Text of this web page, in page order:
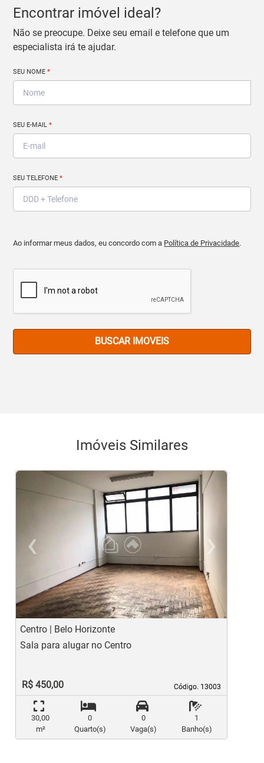
Encontrar imóvel ideal?
Não se preocupe. Deixe seu email e telefone que um
especialista irá te ajudar.
SEU NOME*
SEU E-MAIL*
SEU TELEFONE*
Ao informar meus dados, eu concordo com a Política de Privacidade.
BUSCAR IMOVEIS
Imóveis Similares
‹
Previous
›
Centro | Belo Horizonte
Código. 13003
Código. 13003
Sala para alugar no Centro
R$ 450,00
30,00
m²
0
Quarto(s)
0
Vaga(s)
1
Banho(s)